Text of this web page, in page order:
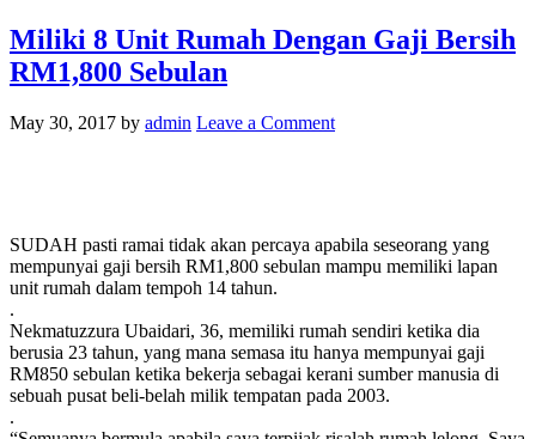
Miliki 8 Unit Rumah Dengan Gaji Bersih
RM1,800 Sebulan
May 30, 2017 by admin Leave a Comment
SUDAH pasti ramai tidak akan percaya apabila seseorang yang
mempunyai gaji bersih RM1,800 sebulan mampu memiliki lapan
unit rumah dalam tempoh 14 tahun.
.
Nekmatuzzura Ubaidari, 36, memiliki rumah sendiri ketika dia
berusia 23 tahun, yang mana semasa itu hanya mempunyai gaji
RM850 sebulan ketika bekerja sebagai kerani sumber manusia di
sebuah pusat beli-belah milik tempatan pada 2003.
.